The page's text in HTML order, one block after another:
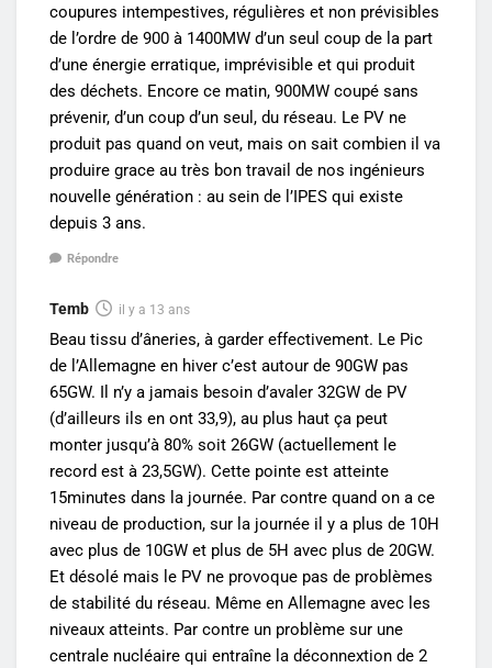
coupures intempestives, régulières et non prévisibles
de l’ordre de 900 à 1400MW d’un seul coup de la part
d’une énergie erratique, imprévisible et qui produit
des déchets. Encore ce matin, 900MW coupé sans
prévenir, d’un coup d’un seul, du réseau. Le PV ne
produit pas quand on veut, mais on sait combien il va
produire grace au très bon travail de nos ingénieurs
nouvelle génération : au sein de l’IPES qui existe
depuis 3 ans.
Répondre
Temb il y a 13 ans
Beau tissu d’âneries, à garder effectivement. Le Pic
de l’Allemagne en hiver c’est autour de 90GW pas
65GW. Il n’y a jamais besoin d’avaler 32GW de PV
(d’ailleurs ils en ont 33,9), au plus haut ça peut
monter jusqu’à 80% soit 26GW (actuellement le
record est à 23,5GW). Cette pointe est atteinte
15minutes dans la journée. Par contre quand on a ce
niveau de production, sur la journée il y a plus de 10H
avec plus de 10GW et plus de 5H avec plus de 20GW.
Et désolé mais le PV ne provoque pas de problèmes
de stabilité du réseau. Même en Allemagne avec les
niveaux atteints. Par contre un problème sur une
centrale nucléaire qui entraîne la déconnextion de 2